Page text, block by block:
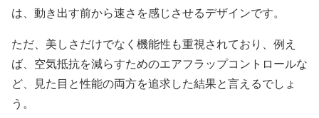
は、動き出す前から速さを感じさせるデザインです。
ただ、美しさだけでなく機能性も重視されており、例え
ば、空気抵抗を減らすためのエアフラップコントロールな
ど、見た目と性能の両方を追求した結果と言えるでしょ
う。